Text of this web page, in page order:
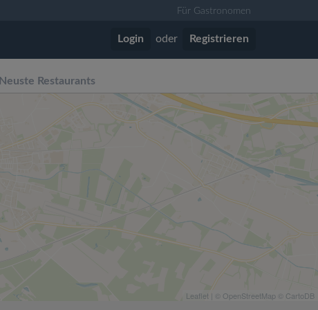
Für Gastronomen
Login oder Registrieren
Neuste Restaurants
Leaflet | © OpenStreetMap © CartoDB